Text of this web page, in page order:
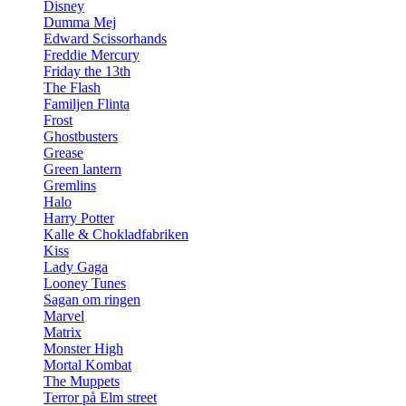
Disney
Dumma Mej
Edward Scissorhands
Freddie Mercury
Friday the 13th
The Flash
Familjen Flinta
Frost
Ghostbusters
Grease
Green lantern
Gremlins
Halo
Harry Potter
Kalle & Chokladfabriken
Kiss
Lady Gaga
Looney Tunes
Sagan om ringen
Marvel
Matrix
Monster High
Mortal Kombat
The Muppets
Terror på Elm street